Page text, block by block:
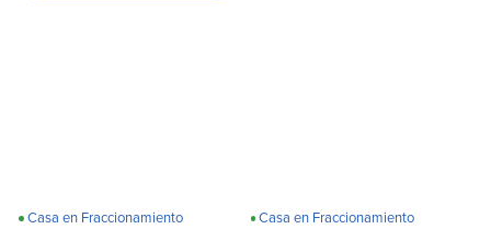
Casa en Fraccionamiento Casa en Fraccionamiento